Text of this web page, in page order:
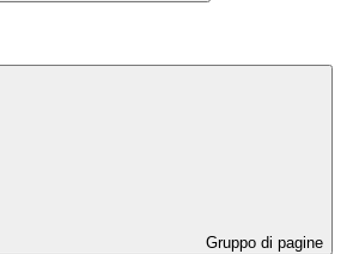
Gruppo di pagine